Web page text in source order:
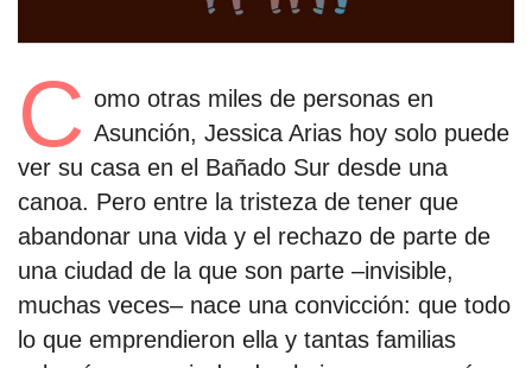
C omo otras miles de personas en
Asunción, Jessica Arias hoy solo puede
ver su casa en el Bañado Sur desde una
canoa. Pero entre la tristeza de tener que
abandonar una vida y el rechazo de parte de
una ciudad de la que son parte –invisible,
muchas veces– nace una convicción: que todo
lo que emprendieron ella y tantas familias